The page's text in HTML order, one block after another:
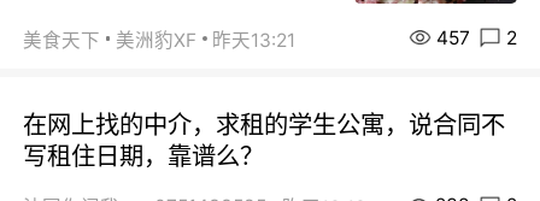
美食天下 美洲豹XF 昨天13:21 457 2
在网上找的中介，求租的学生公寓，说合同不
写租住日期，靠谱么？